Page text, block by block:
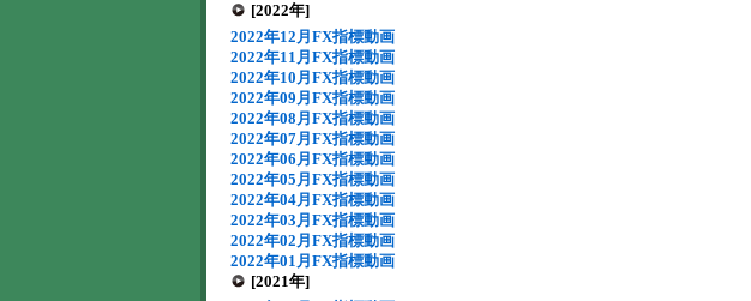
[2022年]
2022年12月FX指標動画
2022年11月FX指標動画
2022年10月FX指標動画
2022年09月FX指標動画
2022年08月FX指標動画
2022年07月FX指標動画
2022年06月FX指標動画
2022年05月FX指標動画
2022年04月FX指標動画
2022年03月FX指標動画
2022年02月FX指標動画
2022年01月FX指標動画
[2021年]